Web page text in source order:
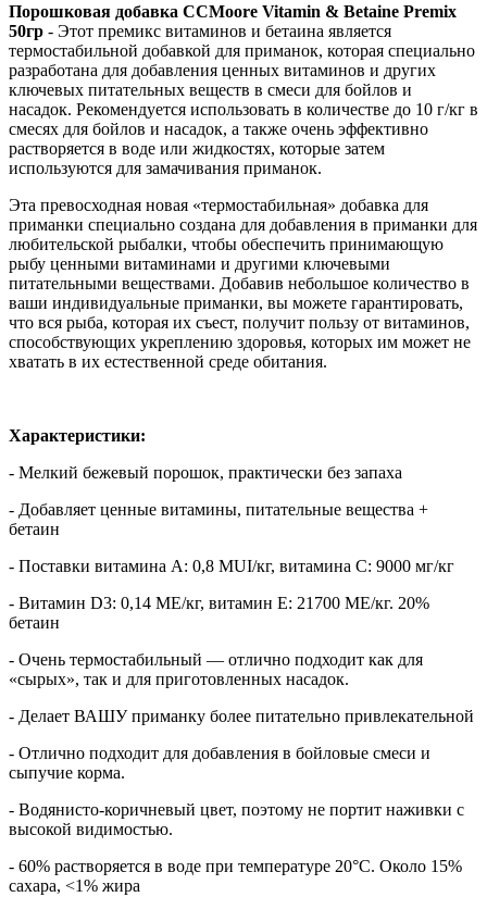
Порошковая добавка CCMoore Vitamin & Betaine Premix
50гр - Этот премикс витаминов и бетаина является
термостабильной добавкой для приманок, которая специально
разработана для добавления ценных витаминов и других
ключевых питательных веществ в смеси для бойлов и
насадок. Рекомендуется использовать в количестве до 10 г/кг в
смесях для бойлов и насадок, а также очень эффективно
растворяется в воде или жидкостях, которые затем
используются для замачивания приманок.
Эта превосходная новая «термостабильная» добавка для
приманки специально создана для добавления в приманки для
любительской рыбалки, чтобы обеспечить принимающую
рыбу ценными витаминами и другими ключевыми
питательными веществами. Добавив небольшое количество в
ваши индивидуальные приманки, вы можете гарантировать,
что вся рыба, которая их съест, получит пользу от витаминов,
способствующих укреплению здоровья, которых им может не
хватать в их естественной среде обитания.
Характеристики:
- Мелкий бежевый порошок, практически без запаха
- Добавляет ценные витамины, питательные вещества +
бетаин
- Поставки витамина А: 0,8 MUI/кг, витамина С: 9000 мг/кг
- Витамин D3: 0,14 МЕ/кг, витамин Е: 21700 МЕ/кг. 20%
бетаин
- Очень термостабильный — отлично подходит как для
«сырых», так и для приготовленных насадок.
- Делает ВАШУ приманку более питательно привлекательной
- Отлично подходит для добавления в бойловые смеси и
сыпучие корма.
- Водянисто-коричневый цвет, поэтому не портит наживки с
высокой видимостью.
- 60% растворяется в воде при температуре 20°C. Около 15%
сахара, <1% жира